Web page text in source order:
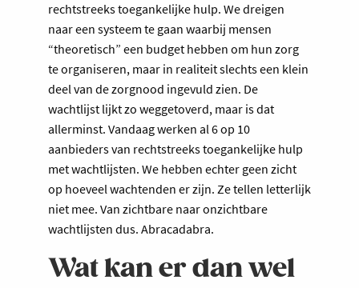
rechtstreeks toegankelijke hulp. We dreigen
naar een systeem te gaan waarbij mensen
“theoretisch” een budget hebben om hun zorg
te organiseren, maar in realiteit slechts een klein
deel van de zorgnood ingevuld zien. De
wachtlijst lijkt zo weggetoverd, maar is dat
allerminst. Vandaag werken al 6 op 10
aanbieders van rechtstreeks toegankelijke hulp
met wachtlijsten. We hebben echter geen zicht
op hoeveel wachtenden er zijn. Ze tellen letterlijk
niet mee. Van zichtbare naar onzichtbare
wachtlijsten dus. Abracadabra.
Wat kan er dan wel